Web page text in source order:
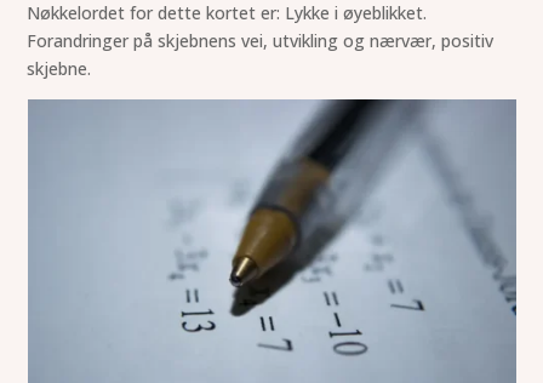
Nøkkelordet for dette kortet er: Lykke i øyeblikket.
Forandringer på skjebnens vei, utvikling og nærvær, positiv
skjebne.